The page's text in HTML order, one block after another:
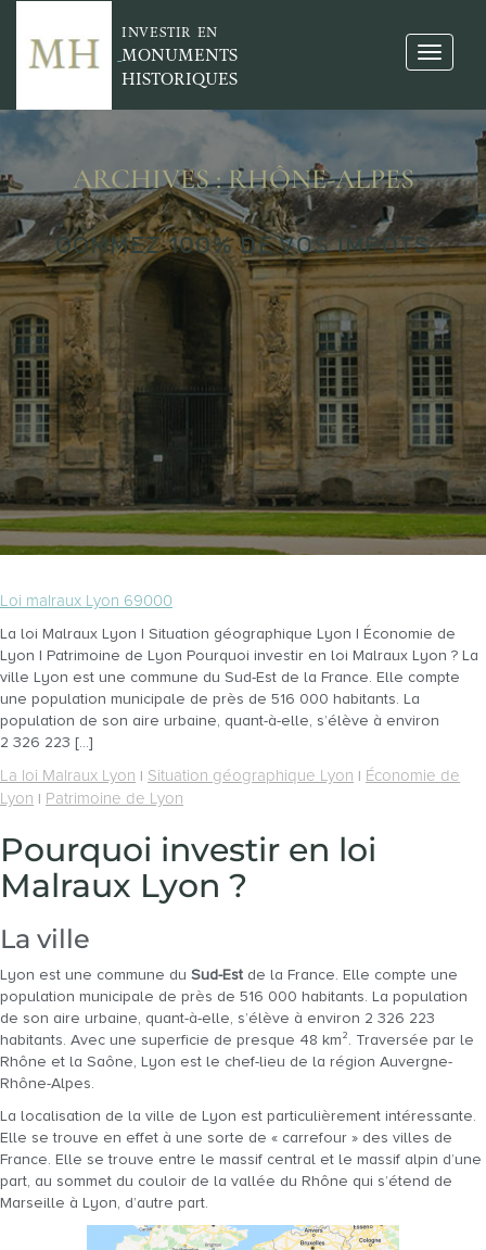
INVESTIR EN
MONUMENTS
HISTORIQUES
ARCHIVES : RHÔNE-ALPES
GOMMEZ 100% DE VOS IMPÔTS
Loi malraux Lyon 69000
La loi Malraux Lyon | Situation géographique Lyon | Économie de
Lyon | Patrimoine de Lyon Pourquoi investir en loi Malraux Lyon ? La
ville Lyon est une commune du Sud-Est de la France. Elle compte
une population municipale de près de 516 000 habitants. La
population de son aire urbaine, quant-à-elle, s’élève à environ
2 326 223 […]
La loi Malraux Lyon | Situation géographique Lyon | Économie de
Lyon | Patrimoine de Lyon
Pourquoi investir en loi
Malraux Lyon ?
La ville
Lyon est une commune du Sud-Est de la France. Elle compte une
population municipale de près de 516 000 habitants. La population
de son aire urbaine, quant-à-elle, s’élève à environ 2 326 223
habitants. Avec une superficie de presque 48 km². Traversée par le
Rhône et la Saône, Lyon est le chef-lieu de la région Auvergne-
Rhône-Alpes.
La localisation de la ville de Lyon est particulièrement intéressante.
Elle se trouve en effet à une sorte de « carrefour » des villes de
France. Elle se trouve entre le massif central et le massif alpin d’une
part, au sommet du couloir de la vallée du Rhône qui s’étend de
Marseille à Lyon, d’autre part.